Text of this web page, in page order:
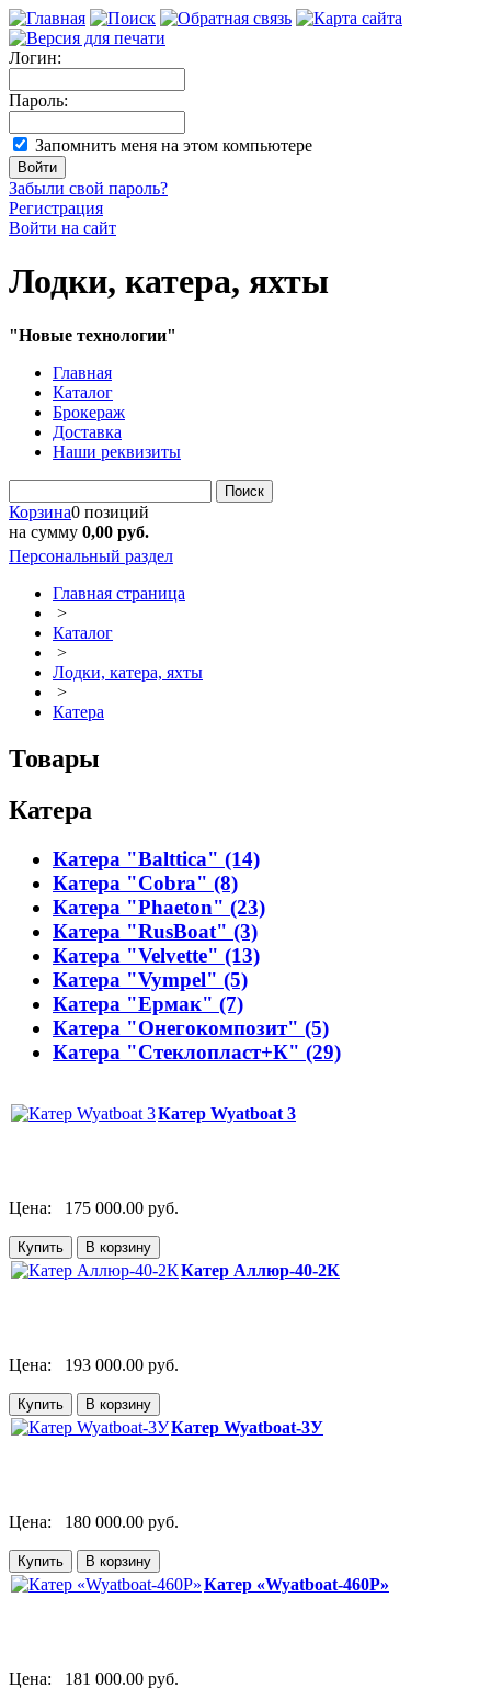
Логин:
Пароль:
Запомнить меня на этом компьютере
Забыли свой пароль?
Регистрация
Войти на сайт
Лодки, катера, яхты
"Новые технологии"
Главная
Каталог
Брокераж
Доставка
Наши реквизиты
Поиск
Корзина0 позиций
на сумму 0,00 руб.
Персональный раздел
Главная страница
>
Каталог
>
Лодки, катера, яхты
>
Катера
Товары
Катера
Катера "Balttica" (14)
Катера "Cobra" (8)
Катера "Phaeton" (23)
Катера "RusBoat" (3)
Катера "Velvette" (13)
Катера "Vympel" (5)
Катера "Ермак" (7)
Катера "Онегокомпозит" (5)
Катера "Стеклопласт+К" (29)
Катер Wyatboat 3
Цена: 175 000.00 руб.
Катер Аллюр-40-2К
Цена: 193 000.00 руб.
Катер Wyatboat-3У
Цена: 180 000.00 руб.
Катер «Wyatboat-460P»
Цена: 181 000.00 руб.